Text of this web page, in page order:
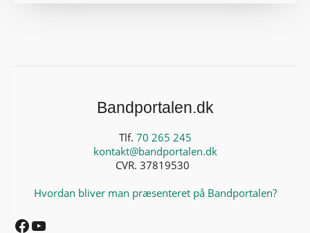
Bandportalen.dk
Tlf. 70 265 245
kontakt@bandportalen.dk
CVR. 37819530
Hvordan bliver man præsenteret på Bandportalen?
Facebook